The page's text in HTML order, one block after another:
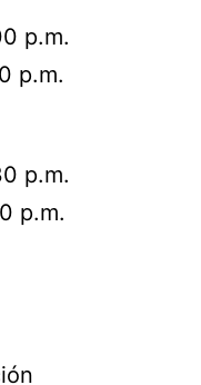
p.m.
p.m.
p.m.
p.m.